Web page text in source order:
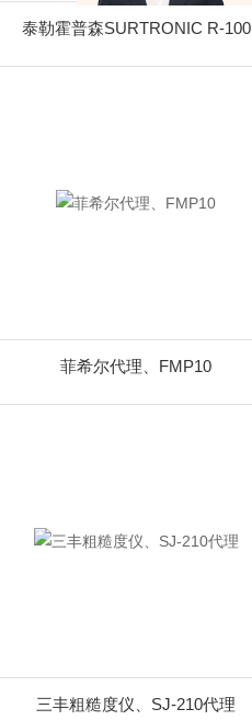
泰勒霍普森SURTRONIC R-100
菲希尔代理、FMP10
三丰粗糙度仪、SJ-210代理